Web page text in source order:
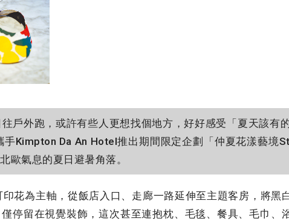
戶外跑，或許有些人更想找個地方，好好感受「夏天該有
Kimpton Da An Hotel推出期間限定企劃「仲夏花漾藝境
歐氣息的夏日避暑角落。
花為主軸，從飯店入口、走廊一路延伸至主題客房，將黑
停留在視覺裝飾，這次甚至連抱枕、毛毯、餐具、毛巾、